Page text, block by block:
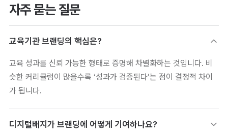
자주 묻는 질문
교육기관 브랜딩의 핵심은?
교육 성과를 신뢰 가능한 형태로 증명해 차별화하는 것입니다. 비
슷한 커리큘럼이 많을수록 ‘성과가 검증된다’는 점이 결정적 차이
가 됩니다.
디지털배지가 브랜딩에 어떻게 기여하나요?